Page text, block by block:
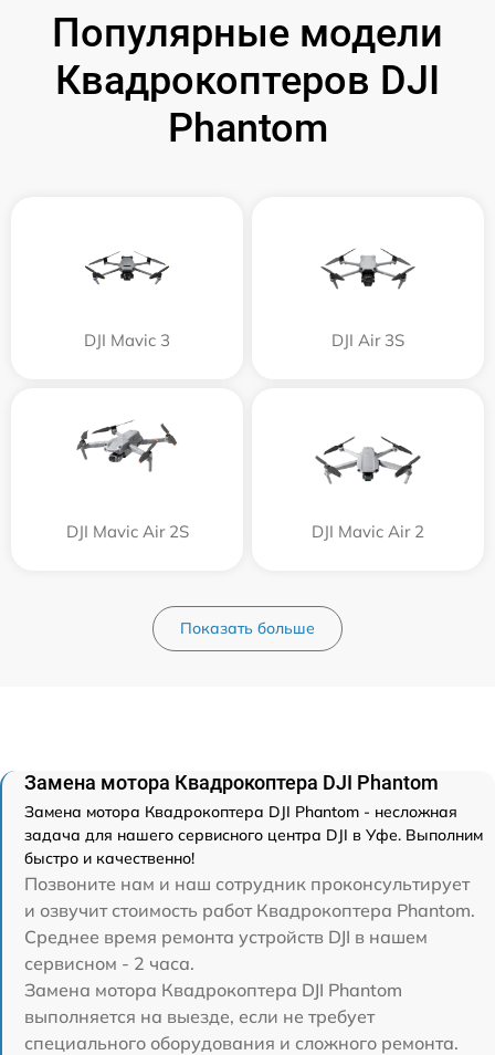
Популярные модели
Квадрокоптеров DJI
Phantom
DJI Mavic 3 DJI Air 3S
DJI Mavic Air 2S DJI Mavic Air 2
Показать больше
Замена мотора Квадрокоптера DJI Phantom
Замена мотора Квадрокоптера DJI Phantom - несложная
задача для нашего сервисного центра DJI в Уфе. Выполним
быстро и качественно!
Позвоните нам и наш сотрудник проконсультирует
и озвучит стоимость работ Квадрокоптера Phantom.
Среднее время ремонта устройств DJI в нашем
сервисном - 2 часа.
Замена мотора Квадрокоптера DJI Phantom
выполняется на выезде, если не требует
специального оборудования и сложного ремонта.